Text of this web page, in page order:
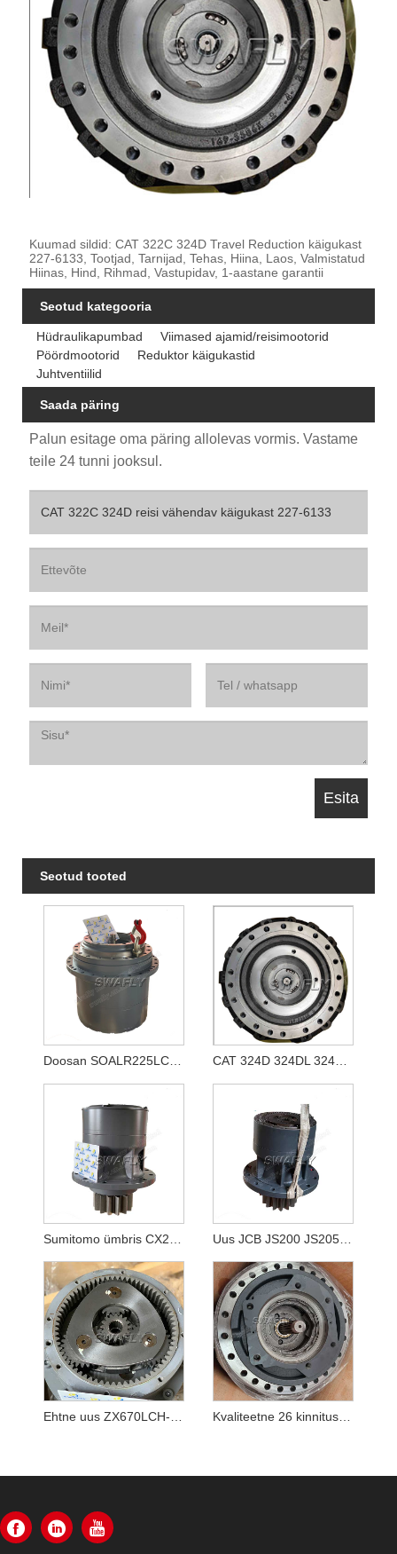
Kuumad sildid: CAT 322C 324D Travel Reduction käigukast
227-6133, Tootjad, Tarnijad, Tehas, Hiina, Laos, Valmistatud
Hiinas, Hind, Rihmad, Vastupidav, 1-aastane garantii
Seotud kategooria
Hüdraulikapumbad
Viimased ajamid/reisimootorid
Pöördmootorid
Reduktor käigukastid
Juhtventiilid
Saada päring
Palun esitage oma päring allolevas vormis. Vastame
teile 24 tunni jooksul.
Seotud tooted